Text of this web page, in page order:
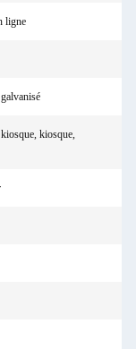
ligne
kiosque,